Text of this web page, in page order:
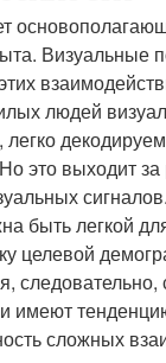
Визуальные
людей
это выходит
быть легкой
целевой
следовательно,
имеют
сложных